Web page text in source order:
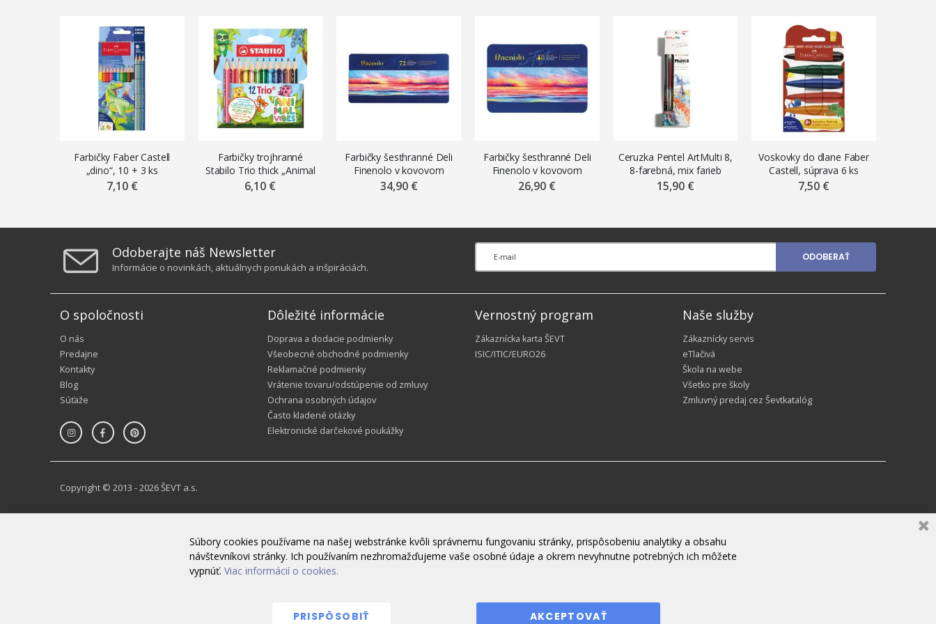
Farbičky Faber Castell
„dino“, 10 + 3 ks
metalické
7,10 €
Farbičky trojhranné
Stabilo Trio thick „Animal
Vibes“, krátke, 12 ks
6,10 €
Farbičky šesťhranné Deli
Finenolo v kovovom
puzdre, 72 ks
34,90 €
Farbičky šesťhranné Deli
Finenolo v kovovom
puzdre, 48 ks
26,90 €
Ceruzka Pentel ArtMulti 8,
8-farebná, mix farieb
15,90 €
Voskovky do dlane Faber
Castell, súprava 6 ks
7,50 €
Odoberajte náš Newsletter
Informácie o novinkách, aktuálnych ponukách a inšpiráciách.
ODOBERAŤ
O spoločnosti
O nás
Predajne
Kontakty
Blog
Súťaže
Dôležité informácie
Doprava a dodacie podmienky
Všeobecné obchodné podmienky
Reklamačné podmienky
Vrátenie tovaru/odstúpenie od zmluvy
Ochrana osobných údajov
Často kladené otázky
Elektronické darčekové poukážky
Vernostný program
Zákaznícka karta ŠEVT
ISIC/ITIC/EURO26
Naše služby
Zákaznícky servis
eTlačivá
Škola na webe
Všetko pre školy
Zmluvný predaj cez Ševtkatalóg
Copyright © 2013 - 2026 ŠEVT a.s.
Súbory cookies používame na našej webstránke kvôli správnemu fungovaniu stránky, prispôsobeniu analytiky a obsahu
návštevníkovi stránky. Ich používaním nezhromažďujeme vaše osobné údaje a okrem nevyhnutne potrebných ich môžete
vypnúť. Viac informácií o cookies.
AKCEPTOVAŤ
PRISPÔSOBIŤ